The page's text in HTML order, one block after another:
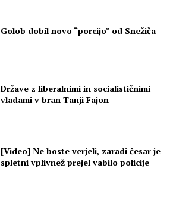
Golob dobil novo “porcijo” od Snežiča
Države z liberalnimi in socialističnimi
vladami v bran Tanji Fajon
[Video] Ne boste verjeli, zaradi česar je
spletni vplivnež prejel vabilo policije